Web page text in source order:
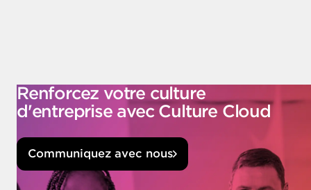
Renforcez votre culture
d'entreprise avec Culture Cloud
Communiquez avec nous